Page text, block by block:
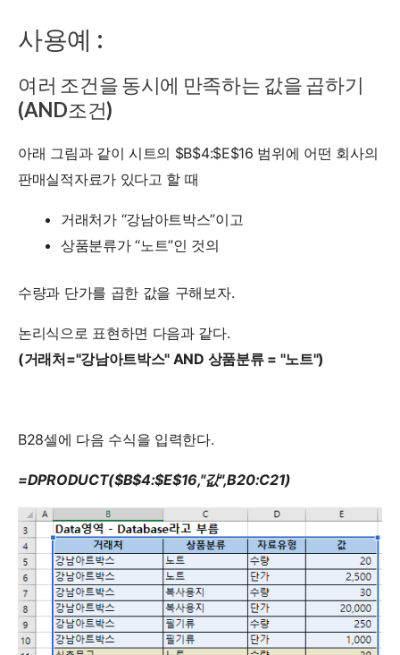
사용예 :
여러 조건을 동시에 만족하는 값을 곱하기
(AND조건)
아래 그림과 같이 시트의 $B$4:$E$16 범위에 어떤 회사의
판매실적자료가 있다고 할 때
거래처가 “강남아트박스”이고
상품분류가 “노트”인 것의
수량과 단가를 곱한 값을 구해보자.
논리식으로 표현하면 다음과 같다.
(거래처="강남아트박스" AND 상품분류 = "노트")
B28셀에 다음 수식을 입력한다.
=DPRODUCT($B$4:$E$16,"값",B20:C21)